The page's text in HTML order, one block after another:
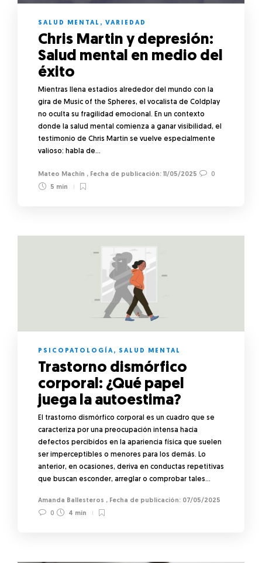
SALUD MENTAL , VARIEDAD
Chris Martin y depresión:
Salud mental en medio del
éxito
Mientras llena estadios alrededor del mundo con la
gira de Music of the Spheres, el vocalista de Coldplay
no oculta su fragilidad emocional. En un contexto
donde la salud mental comienza a ganar visibilidad, el
testimonio de Chris Martin se vuelve especialmente
valioso: habla de…
Mateo Machín , 11/05/2025
0
5 min
PSICOPATOLOGÍA, SALUD MENTAL
Trastorno dismórfico
corporal: ¿Qué papel
juega la autoestima?
El trastorno dismórfico corporal es un cuadro que se
caracteriza por una preocupación intensa hacia
defectos percibidos en la apariencia física que suelen
ser imperceptibles o menores para los demás. Lo
anterior, en ocasiones, deriva en conductas repetitivas
que buscan esconder, arreglar o comprobar tales…
Amanda Ballesteros ,
07/05/2025
0
4 min